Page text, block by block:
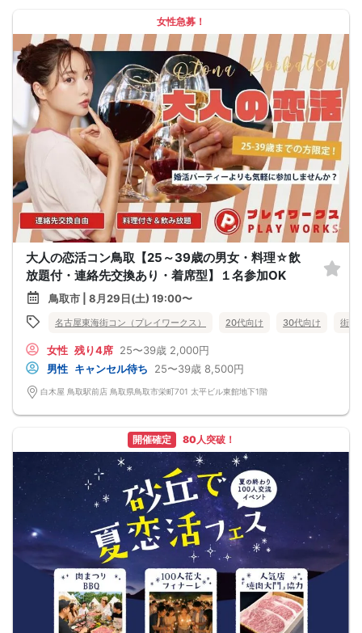
女性急募！
大人の恋活コン鳥取【25～39歳の男女・料理☆飲
放題付・連絡先交換あり・着席型】１名参加OK
鳥取市 | 8月29日(土) 19:00〜
名古屋東海街コン（プレイワークス） 20代向け 30代向け 街コ
女性 残り4席 25〜39歳 2,000円
男性 キャンセル待ち 25〜39歳 8,500円
白木屋 鳥取駅前店 鳥取県鳥取市栄町701 太平ビル東館地下1階
開催確定 80人突破！